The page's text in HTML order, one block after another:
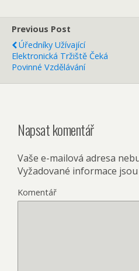
Previous Post
Úředníky Užívající
Elektronická Tržiště Čeká
Povinné Vzdělávání
Napsat komentář
Vaše e-mailová adresa
Vyžadované informace
Komentář